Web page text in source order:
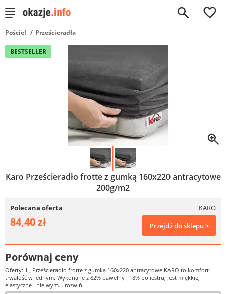
0
Pościel Prześcieradła
BESTSELLER
Karo Prześcieradło frotte z gumką 160x220 antracytowe
200g/m2
Polecana oferta KARO
84,40 zł Przejdź do sklepu >
Porównaj ceny
Oferty: 1 , Prześcieradło frotte z gumką 160x220 antracytowe KARO to komfort i
trwałość w jednym. Wykonane z 82% bawełny i 18% poliestru, jest miękkie,
elastyczne i nie wym... rozwiń